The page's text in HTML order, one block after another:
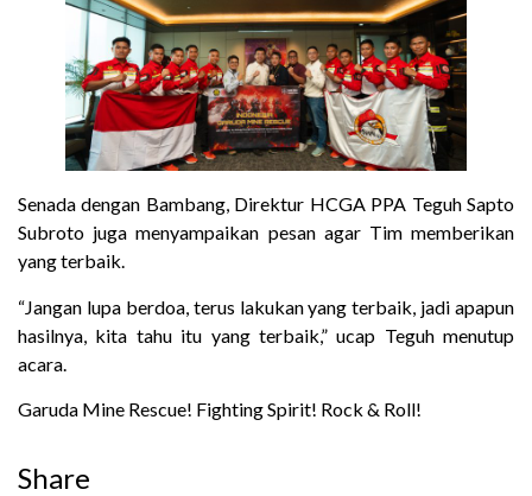
Senada dengan Bambang, Direktur HCGA PPA Teguh Sapto
Subroto juga menyampaikan pesan agar Tim memberikan
yang terbaik.
“Jangan lupa berdoa, terus lakukan yang terbaik, jadi apapun
hasilnya, kita tahu itu yang terbaik,” ucap Teguh menutup
acara.
Garuda Mine Rescue! Fighting Spirit! Rock & Roll!
Share